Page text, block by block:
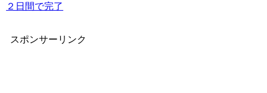
２日間で完了
スポンサーリンク